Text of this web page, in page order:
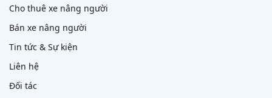
Cho thuê xe nâng người
Bán xe nâng người
Tin tức & Sự kiện
Liên hệ
Đối tác